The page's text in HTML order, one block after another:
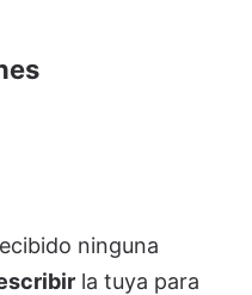
ninguna
la tuya para